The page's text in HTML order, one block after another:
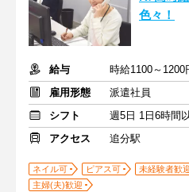
色々！
給与
時給1100～
雇用形態
派遣社員
シフト
週5日 1日6時間
アクセス
追分駅
ネイル可 ピアス可 未経験者歓
主婦(夫)歓迎